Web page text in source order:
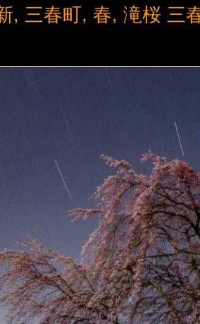
, 三春町, 春, 滝桜 三